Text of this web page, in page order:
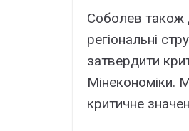
Соболев також
регіональні
затвердити
Мінекономіки.
критичне